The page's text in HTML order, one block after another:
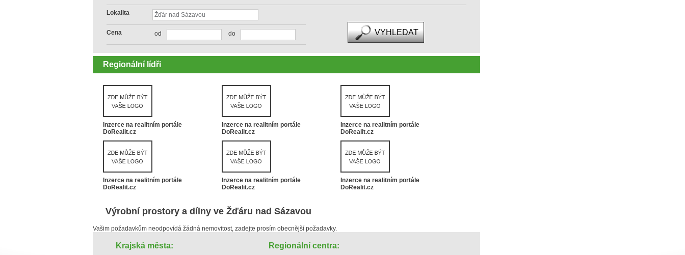
Lokalita
Cena od do
Regionální lídři
Inzerce na realitním portále
DoRealit.cz
Inzerce na realitním portále
DoRealit.cz
Inzerce na realitním portále
DoRealit.cz
Inzerce na realitním portále
DoRealit.cz
Inzerce na realitním portále
DoRealit.cz
Inzerce na realitním portále
DoRealit.cz
Výrobní prostory a dílny ve Žďáru nad Sázavou
Vašim požadavkům neodpovídá žádná nemovitost, zadejte prosím obecnější požadavky.
Krajská města: Regionální centra: